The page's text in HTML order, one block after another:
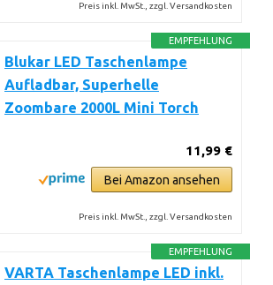
Preis inkl. MwSt., zzgl. Versandkosten
EMPFEHLUNG
Blukar LED Taschenlampe
Aufladbar, Superhelle
Zoombare 2000L Mini Torch
11,99 €
Bei Amazon ansehen
Preis inkl. MwSt., zzgl. Versandkosten
EMPFEHLUNG
VARTA Taschenlampe LED inkl.